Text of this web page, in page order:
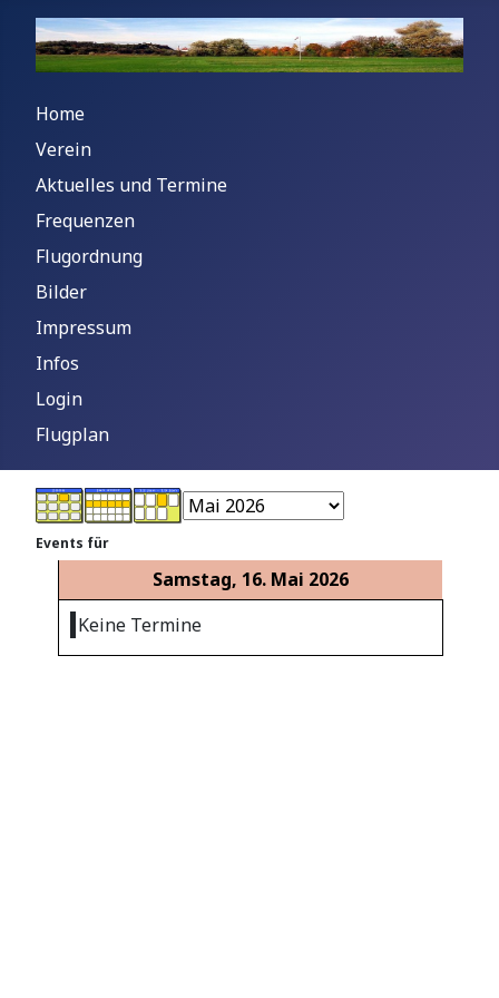
Home
Verein
Aktuelles und Termine
Frequenzen
Flugordnung
Bilder
Impressum
Infos
Login
Flugplan
Events für
Samstag, 16. Mai 2026
Keine Termine